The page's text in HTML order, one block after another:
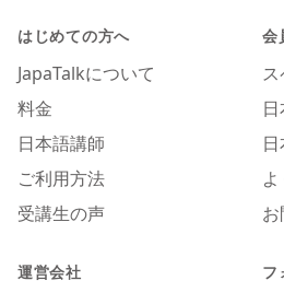
はじめての方へ
JapaTalkについて
料金
日本語講師
ご利用方法
受講生の声
会
運営会社 フ